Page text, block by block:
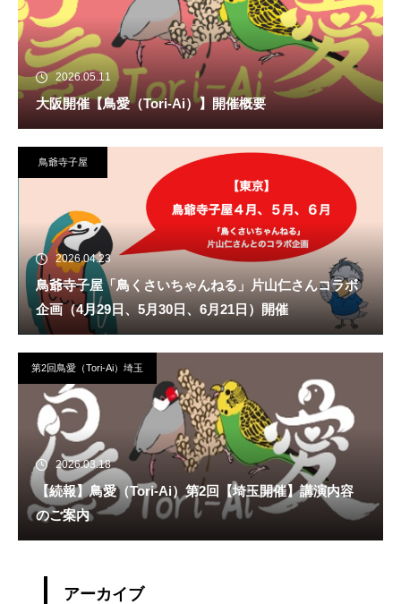
2026.05.11
大阪開催【鳥愛（Tori-Ai）】開催概要
鳥爺寺子屋
2026.04.23
鳥爺寺子屋「鳥くさいちゃんねる」片山仁さんコラボ
企画（4月29日、5月30日、6月21日）開催
第2回鳥愛（Tori-Ai）埼玉
2026.03.18
【続報】鳥愛（Tori-Ai）第2回【埼玉開催】講演内容
のご案内
アーカイブ